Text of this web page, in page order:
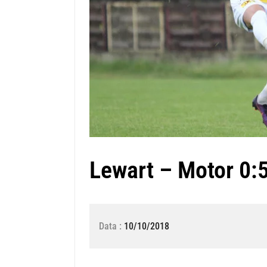
Lewart – Motor
Data : 10/10/2018